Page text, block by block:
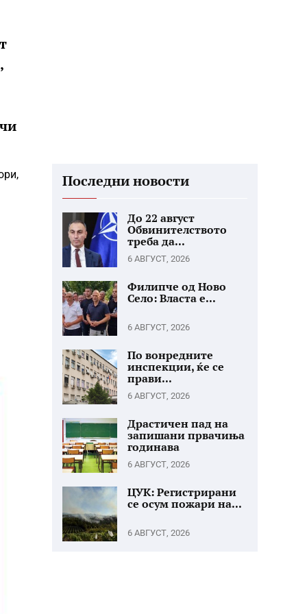
Последни новости
До 22 август
Обвинителството
треба да...
6 АВГУСТ, 2026
Филипче од Ново
Село: Власта е...
6 АВГУСТ, 2026
По вонредните
инспекции, ќе се
прави...
6 АВГУСТ, 2026
Драстичен пад на
запишани првачиња
годинава
6 АВГУСТ, 2026
ЦУК: Регистрирани
се осум пожари на...
6 АВГУСТ, 2026